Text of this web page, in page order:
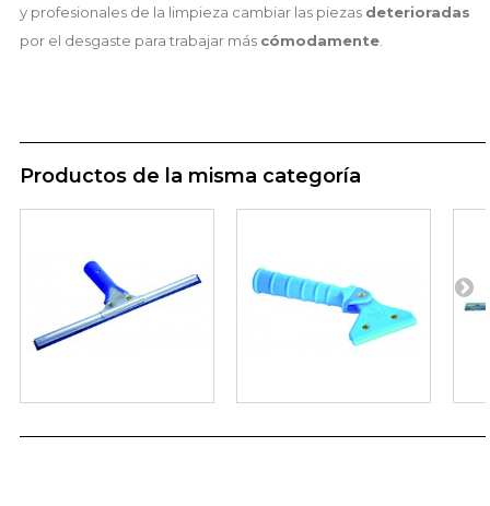
y profesionales de la limpieza cambiar las piezas deterioradas
por el desgaste para trabajar más cómodamente.
Productos de la misma categoría